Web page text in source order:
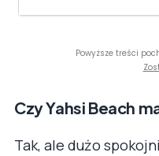
Powyższe treści
Czy Yahsi Beach
Tak, ale dużo